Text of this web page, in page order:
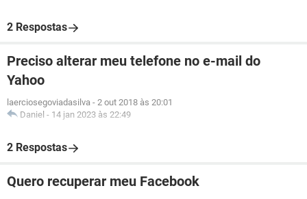
2 Respostas
Preciso alterar meu telefone no e-mail do
Yahoo
laerciosegoviadasilva - 2 out 2018 às 20:01
Daniel - 14 jan 2023 às 22:49
2 Respostas
Quero recuperar meu Facebook